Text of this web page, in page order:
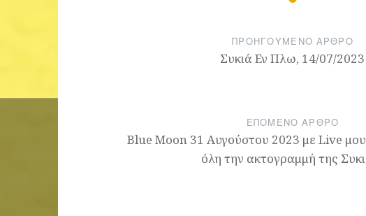
ΠΡΟΗΓΟΎΜΕΝΟ ΆΡΘΡΟ
Συκιά Εν Πλω, 14/07/2023
ΕΠΌΜΕΝΟ ΆΡΘΡΟ
Blue Moon 31 Αυγούστου 2023 με Live
όλη την ακτογραμμή της